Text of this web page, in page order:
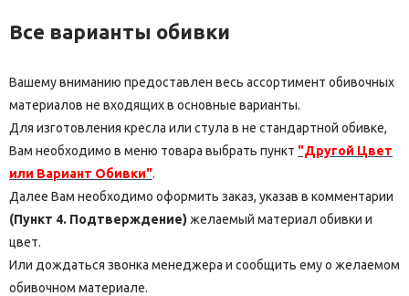
Все варианты обивки
Вашему вниманию предоставлен весь ассортимент обивочных
материалов не входящих в основные варианты.
Для изготовления кресла или стула в не стандартной обивке,
Вам необходимо в меню товара выбрать пункт "Другой Цвет
или Вариант Обивки".
Далее Вам необходимо оформить заказ, указав в комментарии
(Пункт 4. Подтверждение) желаемый материал обивки и
цвет.
Или дождаться звонка менеджера и сообщить ему о желаемом
обивочном материале.